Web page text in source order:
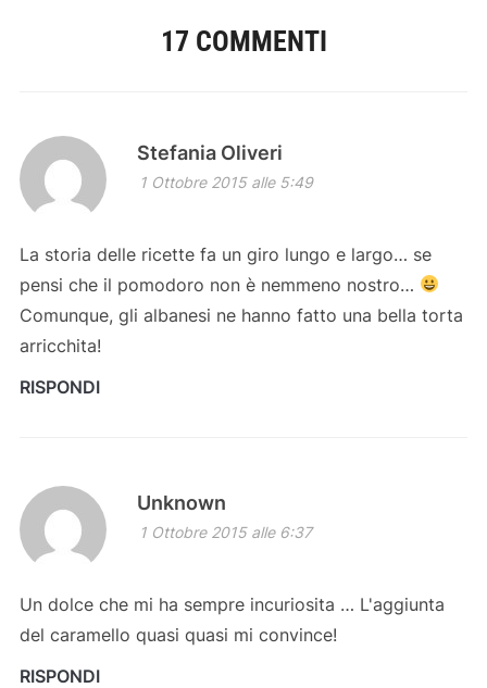
17 COMMENTI
Stefania Oliveri
1 Ottobre 2015 alle 5:49
La storia delle ricette fa un giro lungo e largo… se
pensi che il pomodoro non è nemmeno nostro…
Comunque, gli albanesi ne hanno fatto una bella torta
arricchita!
RISPONDI
Unknown
1 Ottobre 2015 alle 6:37
Un dolce che mi ha sempre incuriosita … L'aggiunta
del caramello quasi quasi mi convince!
RISPONDI